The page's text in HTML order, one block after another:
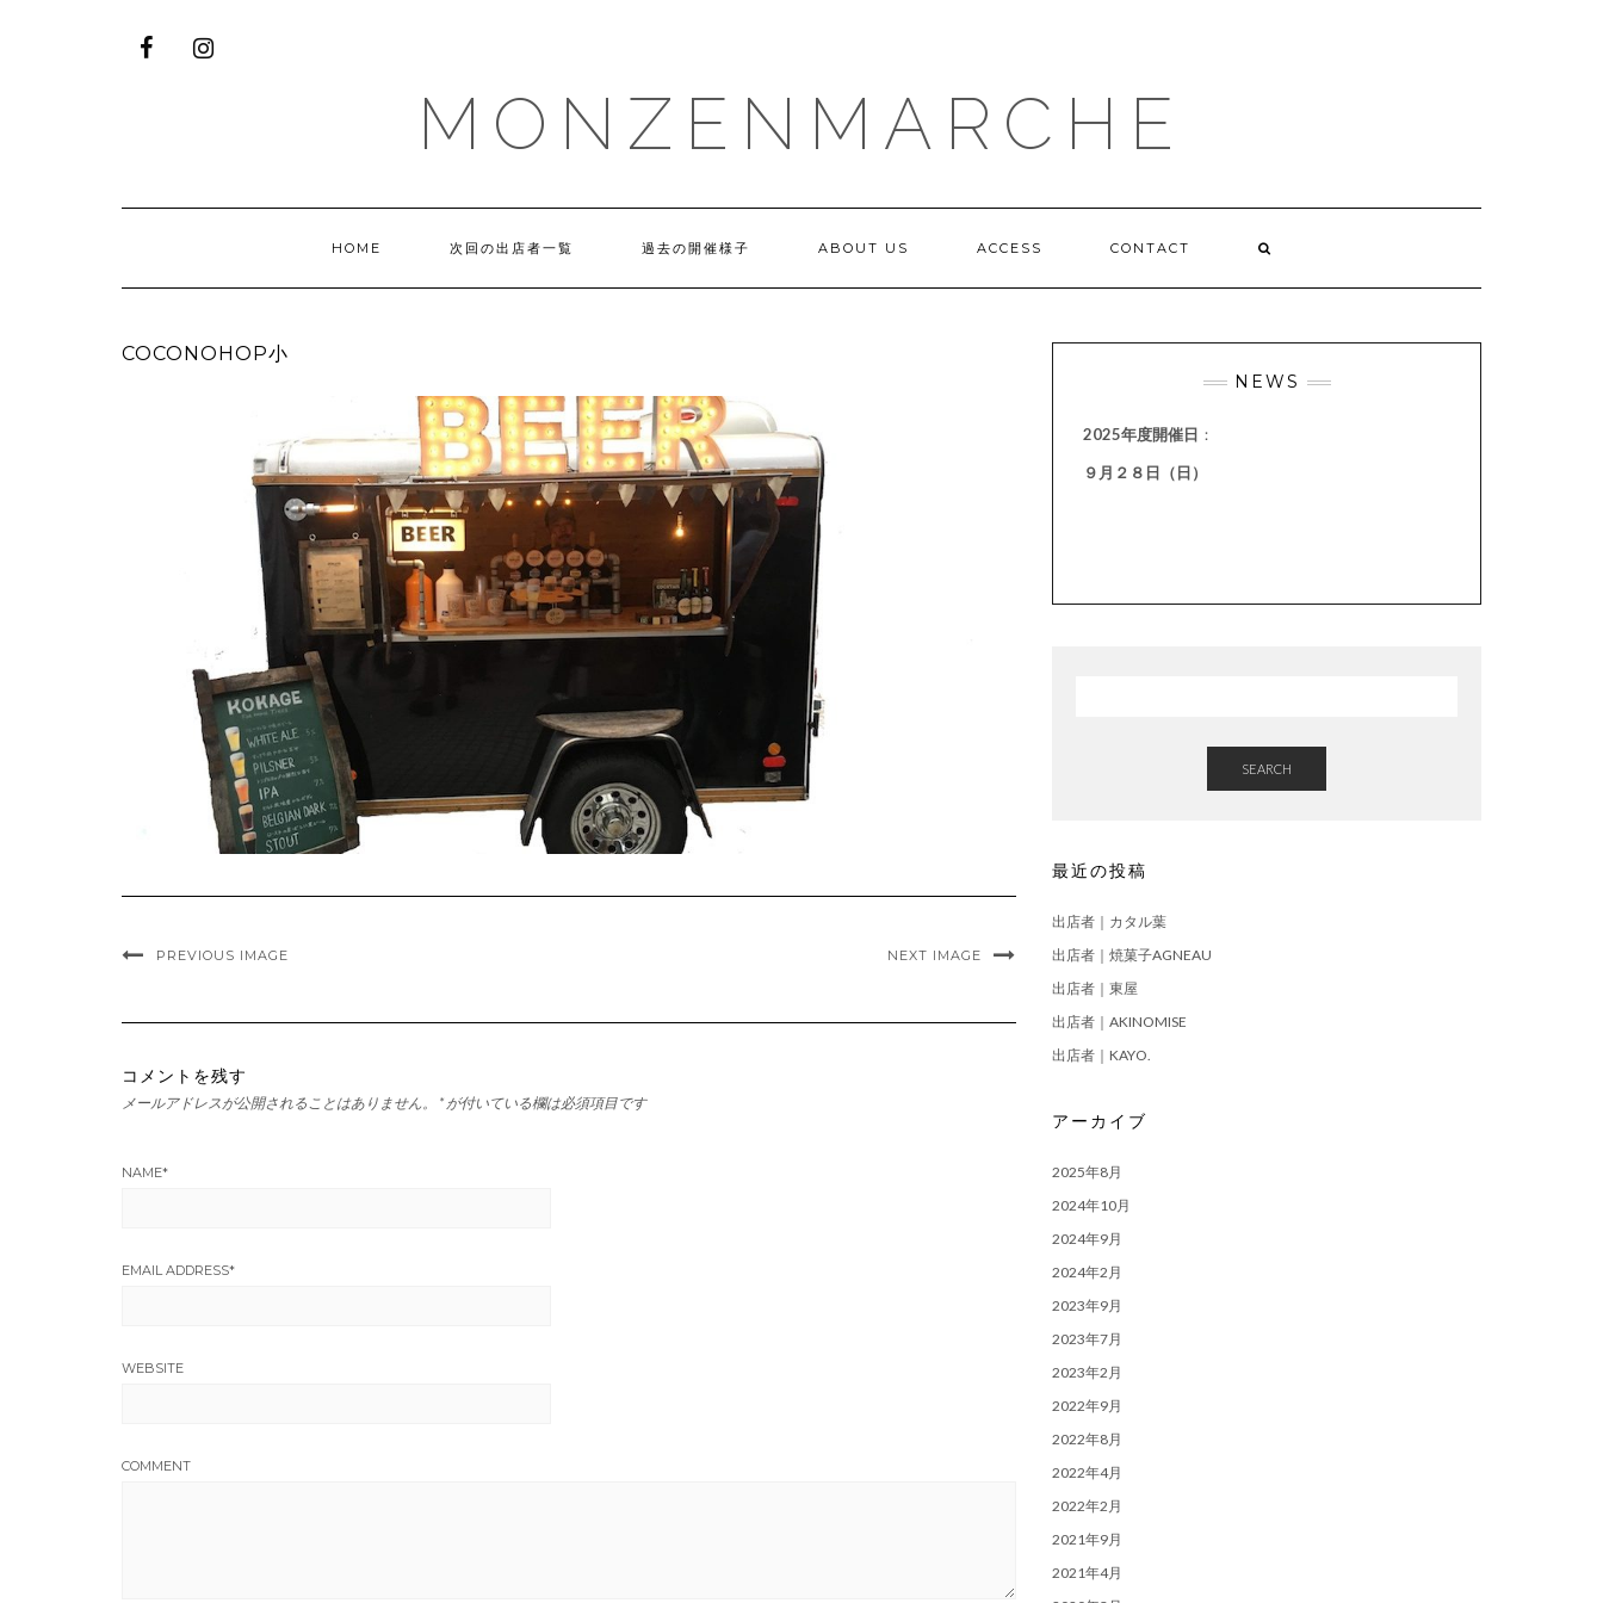
MONZENMARCHE
HOME 次回の出店者一覧 過去の開催様子 ABOUT US ACCESS CONTACT
COCONOHOP小
PREVIOUS IMAGE NEXT IMAGE
コメントを残す
メールアドレスが公開されることはありません。 * が付いている欄は必須項目です
NAME*
EMAIL ADDRESS*
WEBSITE
COMMENT
NEWS
2025年度開催日 ：
９月２８日（日）
SEARCH
最近の投稿
出店者｜カタル葉
出店者｜焼菓子AGNEAU
出店者｜東屋
出店者｜AKINOMISE
出店者｜KAYO.
アーカイブ
2025年8月
2024年10月
2024年9月
2024年2月
2023年9月
2023年7月
2023年2月
2022年9月
2022年8月
2022年4月
2022年2月
2021年9月
2021年4月